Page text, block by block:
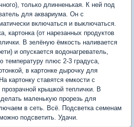
только длинненькая. К ней под
для аквариума. Он с
включаться и выключаться.
картонка (от нарезанных продуктов
В зелёную ёмкость наливается
и опускается водонагреватель,
температуру плюс 2-3 градуса,
в картонке дырочку для
картонку ставятся емкости с
крышкой теплички. В
маленькую прорезь для
в сеть. Всё. Подсветка семенам
подсветить. Удачи.